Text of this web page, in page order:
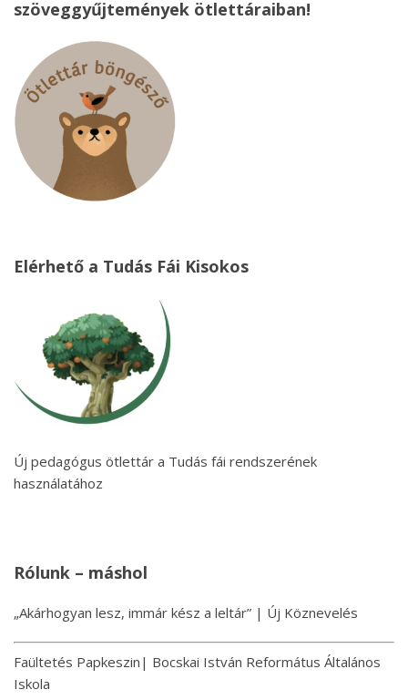
szöveggyűjtemények ötlettáraiban!
Elérhető a Tudás Fái Kisokos
Új pedagógus ötlettár a Tudás fái rendszerének
használatához
Rólunk – máshol
„Akárhogyan lesz, immár kész a leltár” | Új Köznevelés
Faültetés Papkeszin| Bocskai István Református Általános
Iskola